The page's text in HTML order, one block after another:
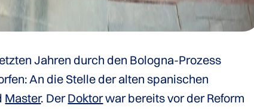
Jahren durch den Bologna-Prozess
An die Stelle der alten spanischen
Master. DerDoktorwar bereits vor der Reform